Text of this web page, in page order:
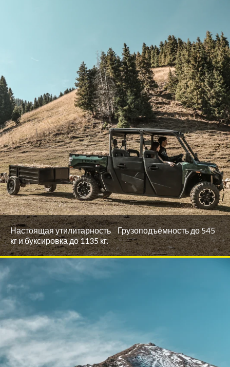
Настоящая утилитарность Грузоподъёмность до 545
кг и буксировка до 1135 кг.